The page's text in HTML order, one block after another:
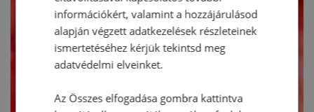
információkért, valamint a hozzájárulásod
alapján végzett adatkezelések részleteinek
ismertetéséhez kérjük tekintsd meg
adatvédelmi elveinket.
Az Összes elfogadása gombra kattintva